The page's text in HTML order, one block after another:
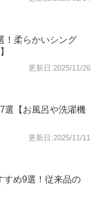
！柔らかいシング
更新日:2025/11/26
選【お風呂や洗濯機
更新日:2025/11/11
すめ9選！従来品の